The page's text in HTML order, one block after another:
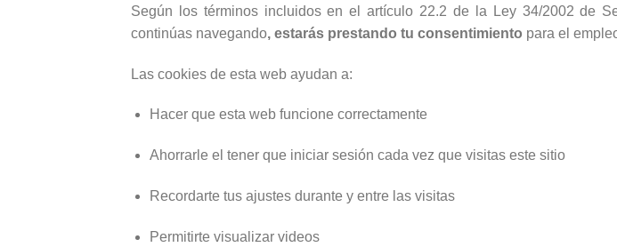
Según los términos incluidos en el artículo 22.2 de la Ley 34/2002 de
continúas navegando, estarás prestando tu consentimiento para el
Las cookies de esta web ayudan a:
Hacer que esta web funcione correctamente
Ahorrarle el tener que iniciar sesión cada vez que visitas este sitio
Recordarte tus ajustes durante y entre las visitas
Permitirte visualizar videos